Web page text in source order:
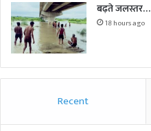
बढ़ते जलस्तर…
18 hours ago
Recent